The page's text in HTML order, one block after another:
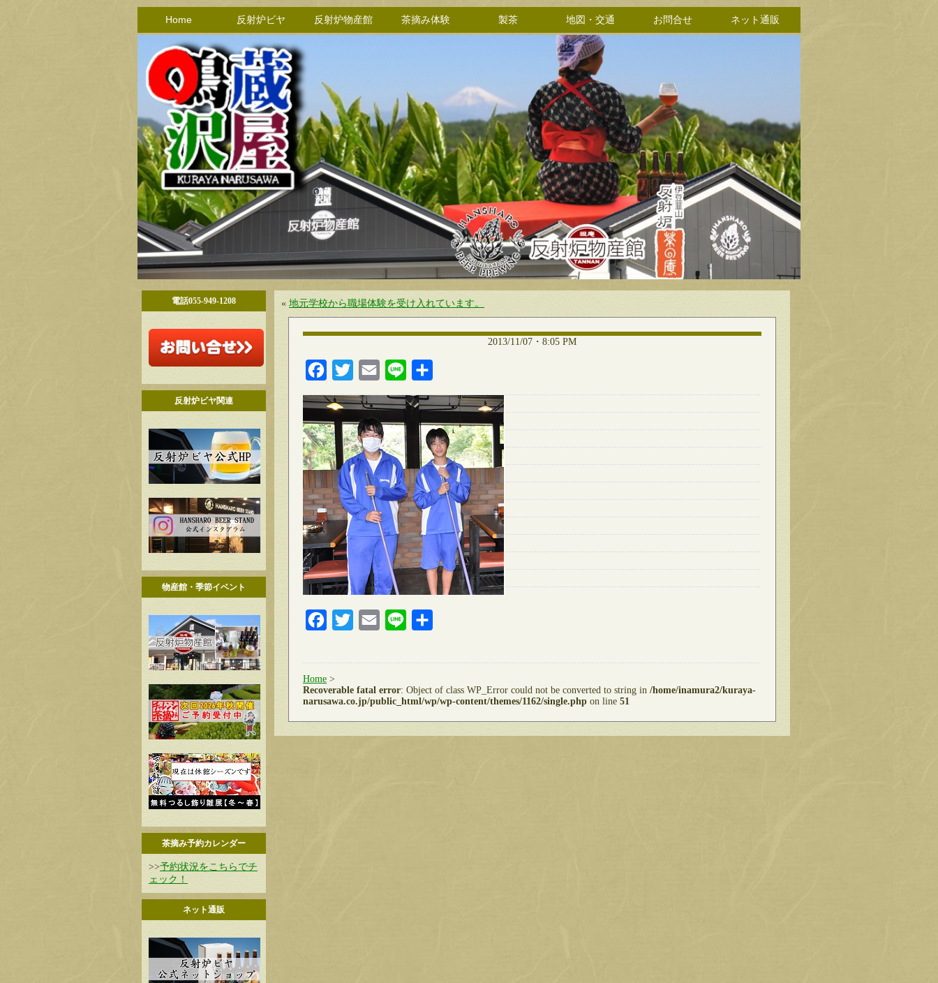
Home 反射炉ビヤ 反射炉物産館 茶摘み体験 製茶 地図・交通 お問合せ ネット通販
電話055-949-1208
反射炉ビヤ関連
物産館・季節イベント
茶摘み予約カレンダー
>>予約状況をこちらでチ
ェック！
ネット通販
« 地元学校から職場体験を受け入れています。
2013/11/07・8:05 PM
FacebookTwitter Email Line
FacebookTwitter Email Line
Home >
Recoverable fatal error: Object of class WP_Error could not be converted to string in /home/inamura2/kuraya-
narusawa.co.jp/public_html/wp/wp-content/themes/1162/single.php on line 51